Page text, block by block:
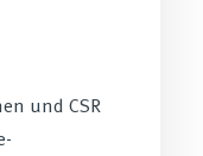
und CSR